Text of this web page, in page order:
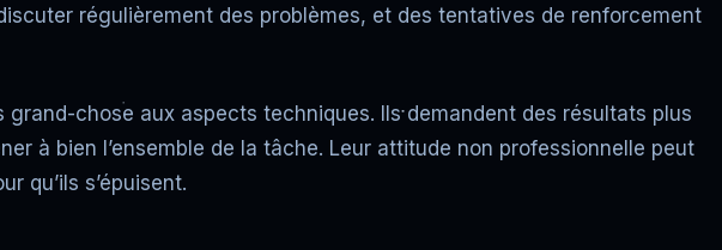
régulièrement des problèmes, et des tentatives de renforcement
chose aux aspects techniques. Ils demandent des résultats plus
à bien l’ensemble de la tâche. Leur attitude non professionnelle peut
qu’ils s’épuisent.